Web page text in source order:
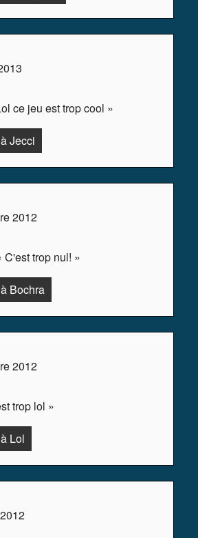
ce jeu est trop cool »
Jecci
2012
C'est trop nul! »
Bochra
2012
trop lol »
Lol